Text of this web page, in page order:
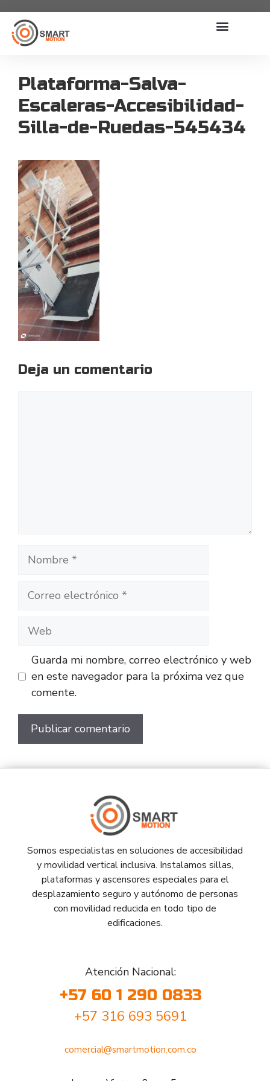
Plataforma-Salva-
Escaleras-Accesibilidad-
Silla-de-Ruedas-545434
Deja un comentario
Guarda mi nombre, correo electrónico y web
en este navegador para la próxima vez que
comente.
Somos especialistas en soluciones de accesibilidad
y movilidad vertical inclusiva. Instalamos sillas,
plataformas y ascensores especiales para el
desplazamiento seguro y autónomo de personas
con movilidad reducida en todo tipo de
edificaciones.
Atención Nacional:
+57 60 1 290 0833
+57 316 693 5691
comercial@smartmotion.com.co